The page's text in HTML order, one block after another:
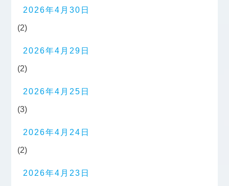
2026年4月30日
(2)
2026年4月29日
(2)
2026年4月25日
(3)
2026年4月24日
(2)
2026年4月23日